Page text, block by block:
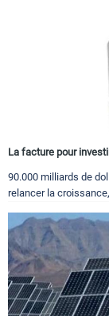
La facture pour
90.000 milliards de
relancer la